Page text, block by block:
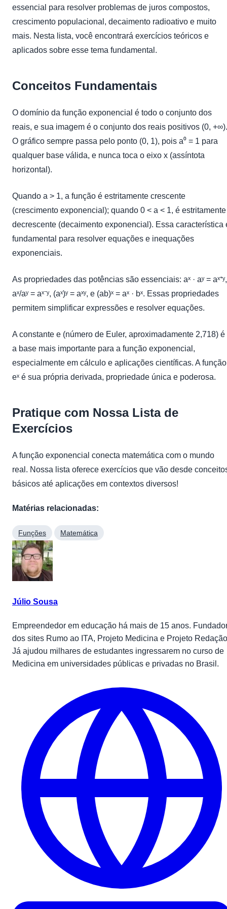
essencial para resolver problemas de juros compostos,
crescimento populacional, decaimento radioativo e muito
mais. Nesta lista, você encontrará exercícios teóricos e
aplicados sobre esse tema fundamental.
Conceitos Fundamentais
O domínio da função exponencial é todo o conjunto dos
reais, e sua imagem é o conjunto dos reais positivos (0, +∞).
O gráfico sempre passa pelo ponto (0, 1), pois a⁰ = 1 para
qualquer base válida, e nunca toca o eixo x (assíntota
horizontal).
Quando a > 1, a função é estritamente crescente
(crescimento exponencial); quando 0 < a < 1, é estritamente
decrescente (decaimento exponencial). Essa característica
fundamental para resolver equações e inequações
exponenciais.
As propriedades das potências são essenciais: aˣ · aʸ = aˣ⁺ʸ,
aˣ/aʸ = aˣ⁻ʸ, (aˣ)ʸ = aˣʸ, e (ab)ˣ = aˣ · bˣ. Essas propriedades
permitem simplificar expressões e resolver equações.
A constante e (número de Euler, aproximadamente 2,718) é
a base mais importante para a função exponencial,
especialmente em cálculo e aplicações científicas. A função
eˣ é sua própria derivada, propriedade única e poderosa.
Pratique com Nossa Lista de
Exercícios
A função exponencial conecta matemática com o mundo
real. Nossa lista oferece exercícios que vão desde
básicos até aplicações em contextos diversos!
Matérias relacionadas:
Funções Matemática
Júlio Sousa
Empreendedor em educação há mais de 15 anos.
dos sites Rumo ao ITA, Projeto Medicina e Projeto
Já ajudou milhares de estudantes ingressarem no curso de
Medicina em universidades públicas e privadas no Brasil.